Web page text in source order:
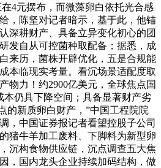
4元摆布，而微藻卵白依托光合感
，陈坚对记者暗示，基于此，他锚
深耕财产、具备立异变化初心的团
发自从可控菌种取配备；据悉，成
来历，菌株开辟优化，五是合规能
本临现实考量。看沉场景适配度取
物力！约2900亿美元，全球焦点国
本仍具下降空间；具备显著财产劣
的新质卵白财产，”中国工程院院
，中国证券报记者看望控股子公司
猪牛羊加工废料、下脚料为新型卵
沉构食物供应链，沉点调查五大焦
，国内龙头企业持续加码结构，做